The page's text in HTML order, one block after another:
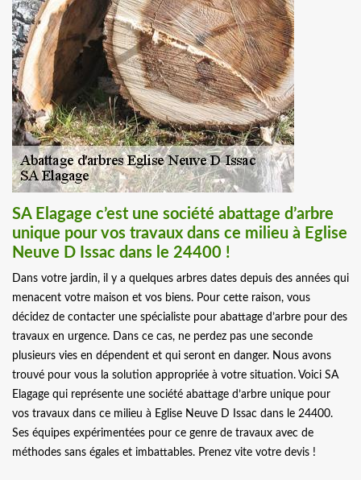
SA Elagage c’est une société abattage d’arbre
unique pour vos travaux dans ce milieu à Eglise
Neuve D Issac dans le 24400 !
Dans votre jardin, il y a quelques arbres dates depuis des années qui
menacent votre maison et vos biens. Pour cette raison, vous
décidez de contacter une spécialiste pour abattage d’arbre pour des
travaux en urgence. Dans ce cas, ne perdez pas une seconde
plusieurs vies en dépendent et qui seront en danger. Nous avons
trouvé pour vous la solution appropriée à votre situation. Voici SA
Elagage qui représente une société abattage d’arbre unique pour
vos travaux dans ce milieu à Eglise Neuve D Issac dans le 24400.
Ses équipes expérimentées pour ce genre de travaux avec de
méthodes sans égales et imbattables. Prenez vite votre devis !